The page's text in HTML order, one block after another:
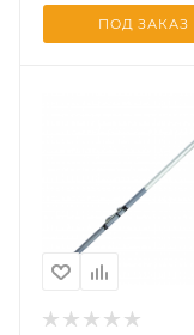
ПОД ЗАКАЗ